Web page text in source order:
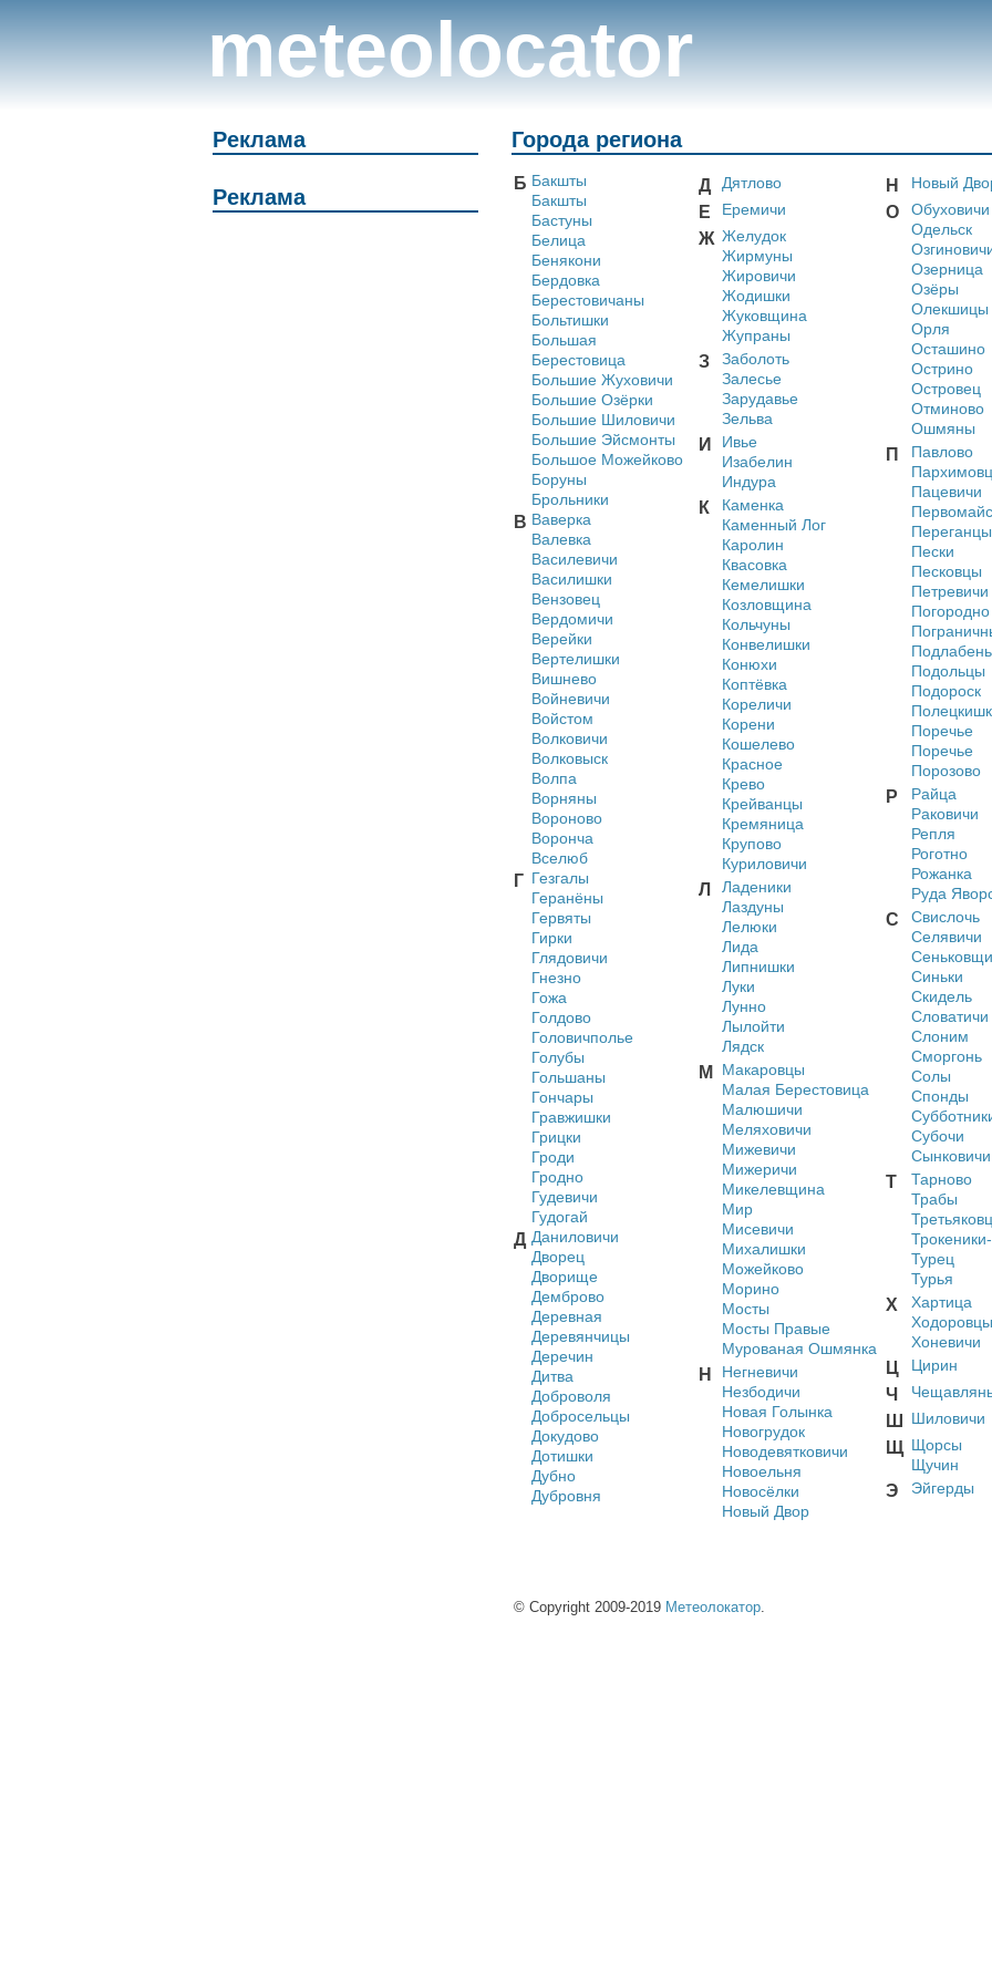
meteolocator
Реклама
Реклама
Города региона
Б Бакшты
Бакшты
Бастуны
Белица
Бенякони
Бердовка
Берестовичаны
Больтишки
Большая
Берестовица
Большие Жуховичи
Большие Озёрки
Большие Шиловичи
Большие Эйсмонты
Большое Можейково
Боруны
Брольники
В Ваверка
Валевка
Василевичи
Василишки
Вензовец
Вердомичи
Верейки
Вертелишки
Вишнево
Войневичи
Войстом
Волковичи
Волковыск
Волпа
Ворняны
Вороново
Воронча
Вселюб
Г Гезгалы
Геранёны
Гервяты
Гирки
Глядовичи
Гнезно
Гожа
Голдово
Головичполье
Голубы
Гольшаны
Гончары
Гравжишки
Грицки
Гроди
Гродно
Гудевичи
Гудогай
Д Даниловичи
Дворец
Дворище
Демброво
Деревная
Деревянчицы
Деречин
Дитва
Доброволя
Добросельцы
Докудово
Дотишки
Дубно
Дубровня
Д Дятлово
Е Еремичи
Ж Желудок
Жирмуны
Жировичи
Жодишки
Жуковщина
Жупраны
З
Заболоть
Залесье
Зарудавье
Зельва
И
Ивье
Изабелин
Индура
К
Каменка
Каменный Лог
Каролин
Квасовка
Кемелишки
Козловщина
Кольчуны
Конвелишки
Конюхи
Коптёвка
Кореличи
Корени
Кошелево
Красное
Крево
Крейванцы
Кремяница
Крупово
Куриловичи
Л
Ладеники
Лаздуны
Лелюки
Лида
Липнишки
Луки
Лунно
Лылойти
Лядск
М
Макаровцы
Малая Берестовица
Малюшичи
Меляховичи
Мижевичи
Мижеричи
Микелевщина
Мир
Мисевичи
Михалишки
Можейково
Морино
Мосты
Мосты Правые
Мурованая Ошмянка
Н
Негневичи
Незбодичи
Новая Голынка
Новогрудок
Новодевятковичи
Новоельня
Новосёлки
Новый Двор
Н Новый
О
Обуховичи
Одельск
Озерница
Озёры
Олекшицы
Орля
Осташино
Острино
Островец
Отминово
Ошмяны
П
Павлово
Пацевичи
Переганцы
Пески
Песковцы
Петревичи
Погородно
Подольцы
Подороск
Поречье
Поречье
Порозово
Р
Райца
Раковичи
Репля
Роготно
Рожанка
Руда
С
Свислочь
Селявичи
Синьки
Скидель
Словатичи
Слоним
Сморгонь
Солы
Спонды
Субочи
Сынковичи
Т
Тарново
Трабы
Турец
Турья
Х
Хартица
Ходоровцы
Хоневичи
Ц Цирин
Ч
Ш Шиловичи
Щ Щорсы
Щучин
Э Эйгерды
© Copyright 2009-2019 Метеолокатор.